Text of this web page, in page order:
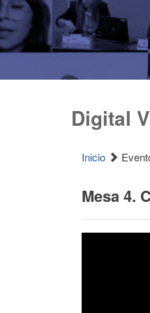
Digital
Inicio
Mesa 4.